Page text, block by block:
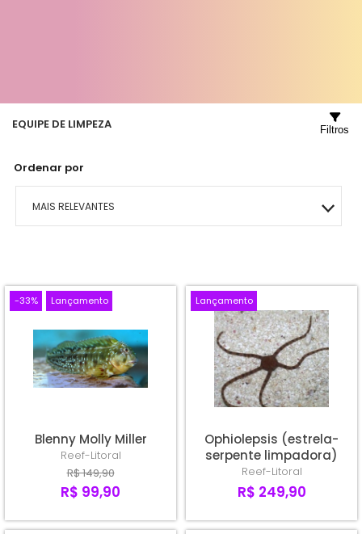
EQUIPE DE LIMPEZA
Ordenar por
MAIS RELEVANTES
MENOR PREÇO
MAIOR PREÇO
A - Z
Filtros
-33% Lançamento
Blenny Molly Miller
Reef-Litoral
R$ 149,90
R$ 99,90
Lançamento
Ophiolepsis (estrela-
serpente limpadora)
Reef-Litoral
R$ 249,90